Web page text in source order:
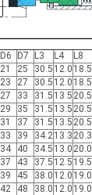
D6 D7 L3 L4 L8
21 25 30.5 12.0 18.5
23 27 30.5 12.0 18.5
27 33 31.5 13.5 20.5
29 35 31.5 13.5 20.5
31 37 31.5 13.5 20.5
33 39 34.2 13.3 20.3
34 40 34.5 13.0 20.0
37 43 37.5 12.5 19.5
39 45 38.0 12.0 19.0
42 48 38.0 12.0 19.0